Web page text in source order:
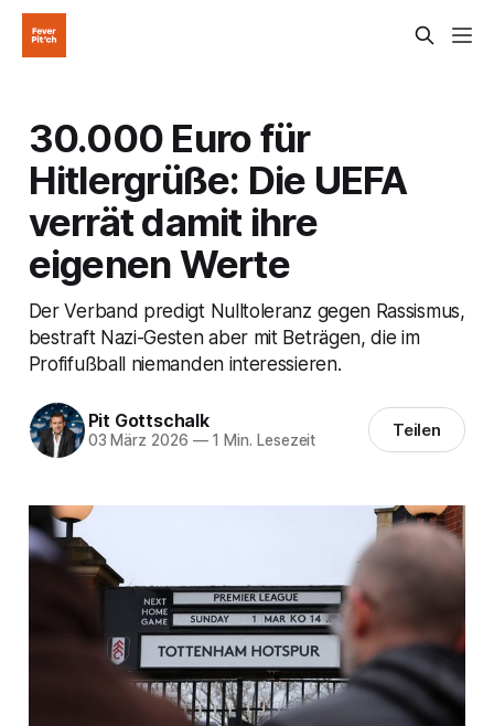
30.000 Euro für
Hitlergrüße: Die UEFA
verrät damit ihre
eigenen Werte
Der Verband predigt Nulltoleranz gegen Rassismus,
bestraft Nazi-Gesten aber mit Beträgen, die im
Profifußball niemanden interessieren.
Pit Gottschalk
03 März 2026 —1 Min. Lesezeit Teilen